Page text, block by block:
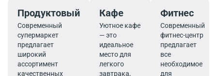
Продуктовый
Современный
супермаркет
предлагает
широкий
ассортимент
качественных
Кафе
Уютное кафе
— это
идеальное
место для
легкого
завтрака,
Фитнес
Современный
фитнес-центр
предлагает
все
необходимое
для